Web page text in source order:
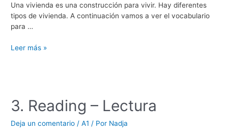
Una vivienda es una construcción para vivir. Hay diferentes
tipos de vivienda. A continuación vamos a ver el vocabulario
para …
Tipos
Leer más »
3. Reading – Lectura
Deja un comentario /A1 / Por Nadja